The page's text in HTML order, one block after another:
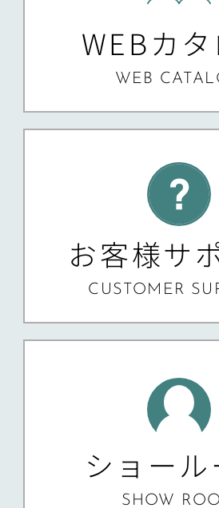
WEBカ
WEB
お客様サ
CUSTOMER
ショール
SHOW